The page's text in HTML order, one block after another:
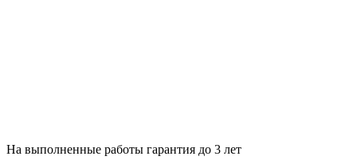
На выполненные работы гарантия до 3 лет